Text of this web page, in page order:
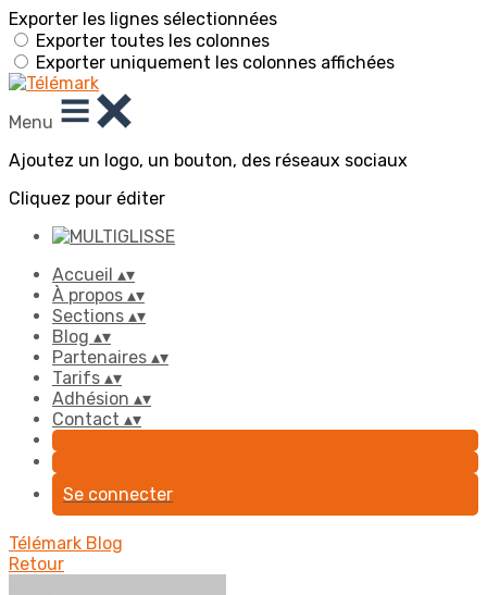
Exporter les lignes sélectionnées
Exporter toutes les colonnes
Exporter uniquement les colonnes affichées
Menu
Ajoutez un logo, un bouton, des réseaux sociaux
Cliquez pour éditer
Accueil ▴▾
À propos ▴▾
Sections ▴▾
Blog ▴▾
Partenaires ▴▾
Tarifs ▴▾
Adhésion ▴▾
Contact ▴▾
Se connecter
Télémark Blog
Retour